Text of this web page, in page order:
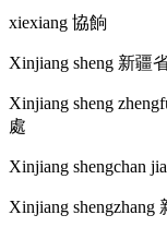
xiexiang 協餉
Xinjiang sheng 新疆
Xinjiang sheng
處
Xinjiang shengchan
Xinjiang shengzhang